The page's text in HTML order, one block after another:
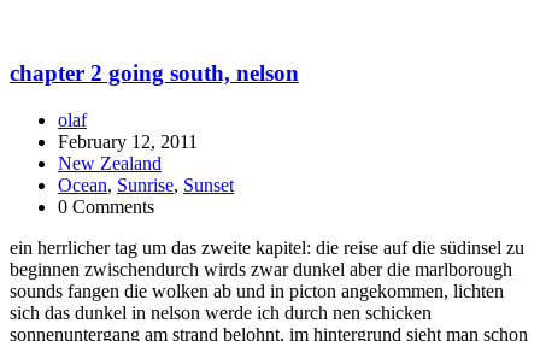
chapter 2 going south, nelson
olaf
February 12, 2011
New Zealand
Ocean, Sunrise, Sunset
0 Comments
ein herrlicher tag um das zweite kapitel: die reise auf die südinsel zu
beginnen zwischendurch wirds zwar dunkel aber die marlborough
sounds fangen die wolken ab und in picton angekommen, lichten
sich das dunkel in nelson werde ich durch nen schicken
sonnenuntergang am strand belohnt, im hintergrund sieht man schon